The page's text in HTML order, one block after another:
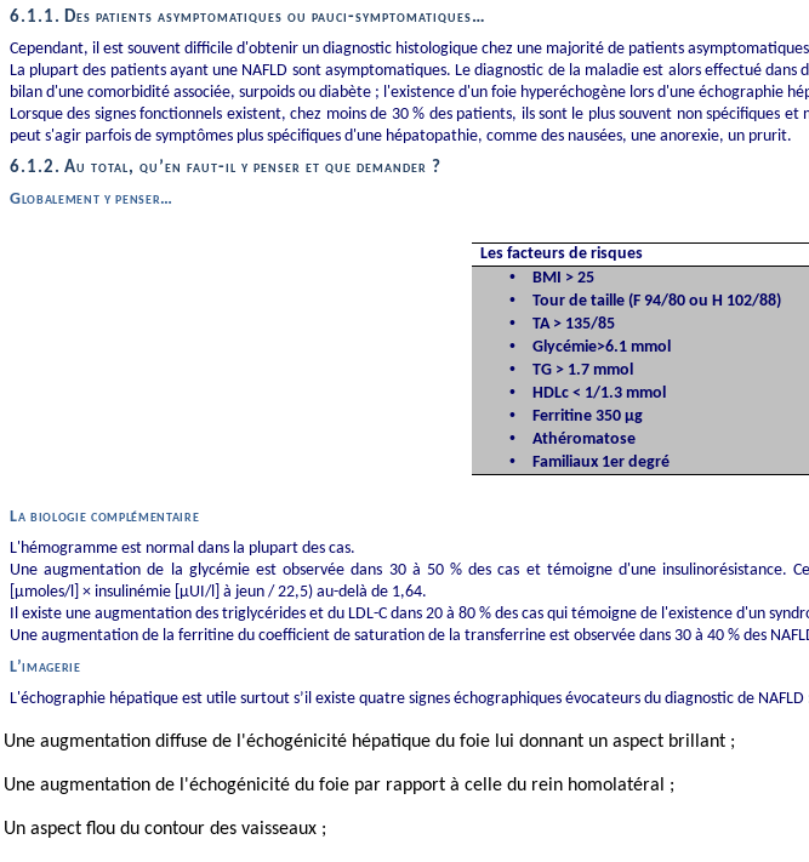
6.1.1. Des patients asymptomatiques ou pauci-symptomatiques…
Cependant, il est souvent difficile d'obtenir un diagnostic histologique chez une majorité de patients
La plupart des patients ayant une NAFLD sont asymptomatiques. Le diagnostic de la maladie est alors effectué
bilan d'une comorbidité associée, surpoids ou diabète ; l'existence d'un foie hyperéchogène lors d'une échographie
Lorsque des signes fonctionnels existent, chez moins de 30 % des patients, ils sont le plus souvent non
peut s'agir parfois de symptômes plus spécifiques d'une hépatopathie, comme des nausées, une anorexie, un prurit.
6.1.2. Au total, qu’en faut-il y penser et que demander ?
Globalement y penser…
Les facteurs de risques
• BMI > 25
• Tour de taille (F 94/80 ouH 102/88)
• TA> 135/85
• Glycémie>6.1 mmol
• TG > 1.7 mmol
• HDLc < 1/1.3 mmol
• Ferritine 350 µg
• Athéromatose
• Familiaux 1er degré
La biologie complémentaire
L'hémogramme est normal dans la plupart des cas.
Une augmentation de la glycémie est observée dans 30 à 50 % des cas et témoigne d'une insulinorésistance.
[μmoles/l] × insulinémie [µUI/l] à jeun / 22,5) au-delà de 1,64.
Il existe une augmentation des triglycérides et du LDL-C dans 20 à 80 % des cas qui témoigne de l'existence d'un
Une augmentation de la ferritine du coefficient de saturation de la transferrine est observée dans 30 à 40 % des
L’imagerie
L'échographie hépatique est utile surtout s’il existe quatre signes échographiques évocateurs du diagnostic de NAFLD
Une augmentation diffuse de l'échogénicité hépatique du foie lui donnant un aspect brillant ;
Une augmentation de l'échogénicité du foie par rapport à celle du rein homolatéral ;
Un aspect flou du contour des vaisseaux ;